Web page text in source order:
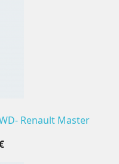
Renault Master